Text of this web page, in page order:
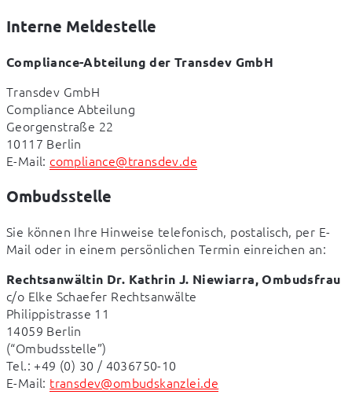
Interne Meldestelle
Compliance-Abteilung der Transdev GmbH
Transdev GmbH
Compliance Abteilung
Georgenstraße 22
10117 Berlin
E-Mail: compliance@transdev.de
Ombudsstelle
Sie können Ihre Hinweise telefonisch, postalisch, per E-
Mail oder in einem persönlichen Termin einreichen an:
Rechtsanwältin Dr. Kathrin J. Niewiarra, Ombudsfrau
c/o Elke Schaefer Rechtsanwälte
Philippistrasse 11
14059 Berlin
(“Ombudsstelle”)
Tel.: +49 (0) 30 / 4036750-10
E-Mail: transdev@ombudskanzlei.de